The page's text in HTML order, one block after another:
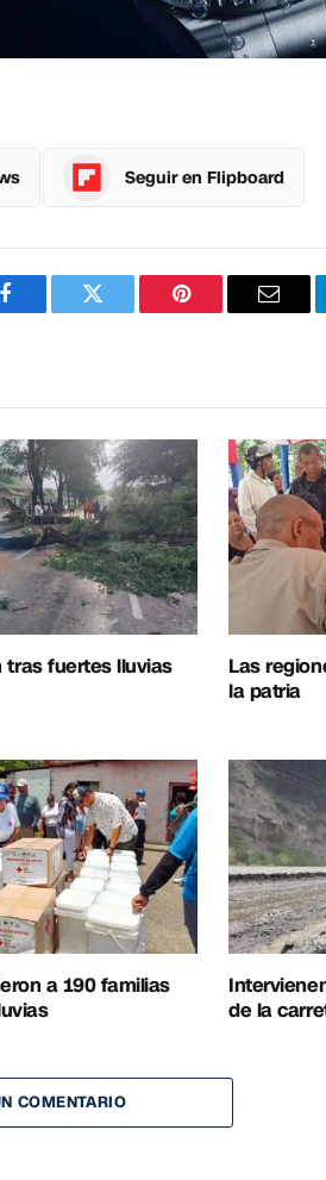
Seguir en Flipboard
FacebookTwitter Pinterest
tras fuertes lluvias
Las
la patria
a 190 familias
de la
COMENTARIO